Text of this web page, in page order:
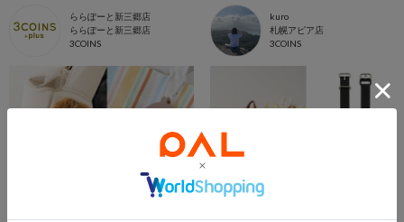
ららぽーと新三郷店
ららぽーと新三郷店
3COINS
kuro
札幌アピア店
3COINS